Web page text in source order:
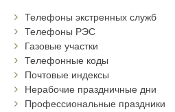
Телефоны экстренных служб
Телефоны РЭС
Газовые участки
Телефонные коды
Почтовые индексы
Нерабочие праздничные дни
Профессиональные праздники